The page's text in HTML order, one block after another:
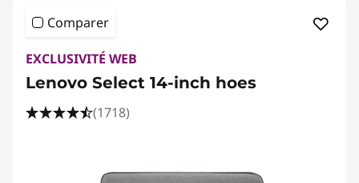
Comparer
EXCLUSIVITÉ WEB
Lenovo Select 14-inch hoes
(1718)